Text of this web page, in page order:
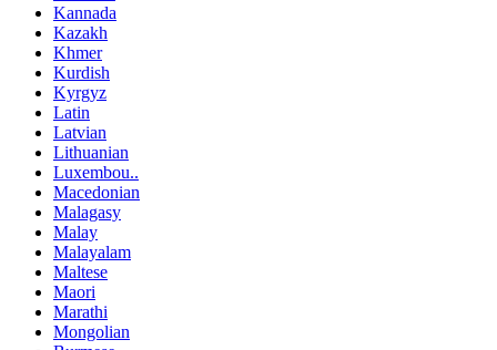
Kannada
Kazakh
Khmer
Kurdish
Kyrgyz
Latin
Latvian
Lithuanian
Luxembou..
Macedonian
Malagasy
Malay
Malayalam
Maltese
Maori
Marathi
Mongolian